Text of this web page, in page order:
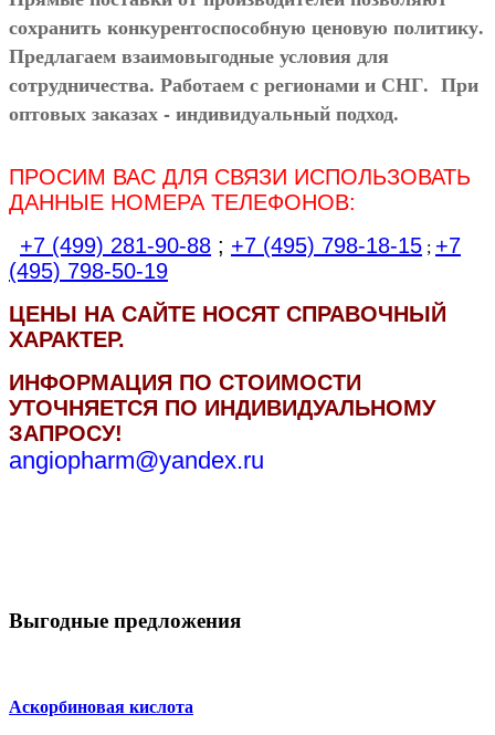
сохранить конкурентоспособную ценовую политику.
Предлагаем взаимовыгодные условия для
сотрудничества. Работаем с регионами и СНГ. При
оптовых заказах - индивидуальный подход.
ПРОСИМ ВАС ДЛЯ СВЯЗИ ИСПОЛЬЗОВАТЬ
ДАННЫЕ НОМЕРА ТЕЛЕФОНОВ:
+7 (499) 281-90-88 ; +7 (495) 798-18-15 ; +7
(495) 798-50-19
ЦЕНЫ НА САЙТЕ НОСЯТ СПРАВОЧНЫЙ
ХАРАКТЕР.
ИНФОРМАЦИЯ ПО СТОИМОСТИ
УТОЧНЯЕТСЯ ПО ИНДИВИДУАЛЬНОМУ
ЗАПРОСУ!
angiopharm@yandex.ru
Выгодные предложения
Аскорбиновая кислота